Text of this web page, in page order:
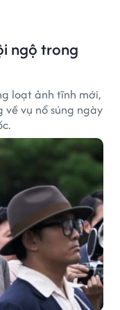
ngộ trong
loạt ảnh tĩnh mới,
vụ nổ súng ngày